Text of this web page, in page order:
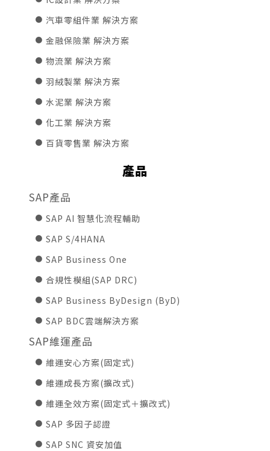
汽車零組件業 解決方案
金融保險業 解決方案
物流業 解決方案
羽絨製業 解決方案
水泥業 解決方案
化工業 解決方案
百貨零售業 解決方案
產品
SAP產品
SAP AI 智慧化流程輔助
SAP S/4HANA
SAP Business One
合規性模組(SAP DRC)
SAP Business ByDesign (ByD)
SAP BDC雲端解決方案
SAP維運產品
維運安心方案(固定式)
維運成長方案(擴改式)
維運全效方案(固定式＋擴改式)
SAP 多因子認證
SAP SNC 資安加值